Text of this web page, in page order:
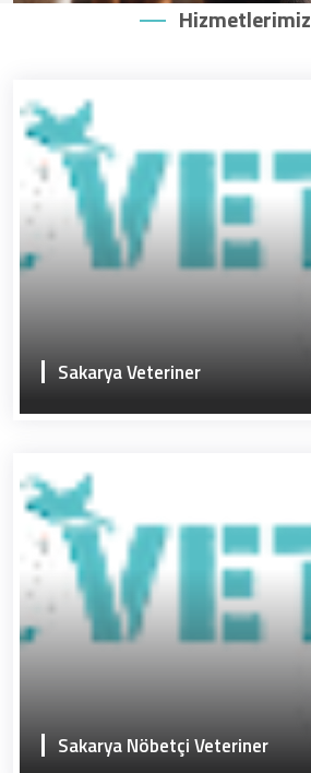
Hizmetlerimiz
Sakarya Veteriner
Sakarya Nöbetçi Veteriner